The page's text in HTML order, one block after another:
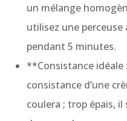
un mélange
utilisez une
pendant 5 minutes.
**Consistance idéale
consistance d’une
coulera ; trop épais,